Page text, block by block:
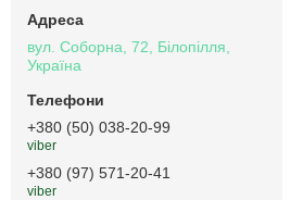
вул. Соборна, 72, Білопілля,
Україна
+380 (50) 038-20-99
viber
+380 (97) 571-20-41
viber